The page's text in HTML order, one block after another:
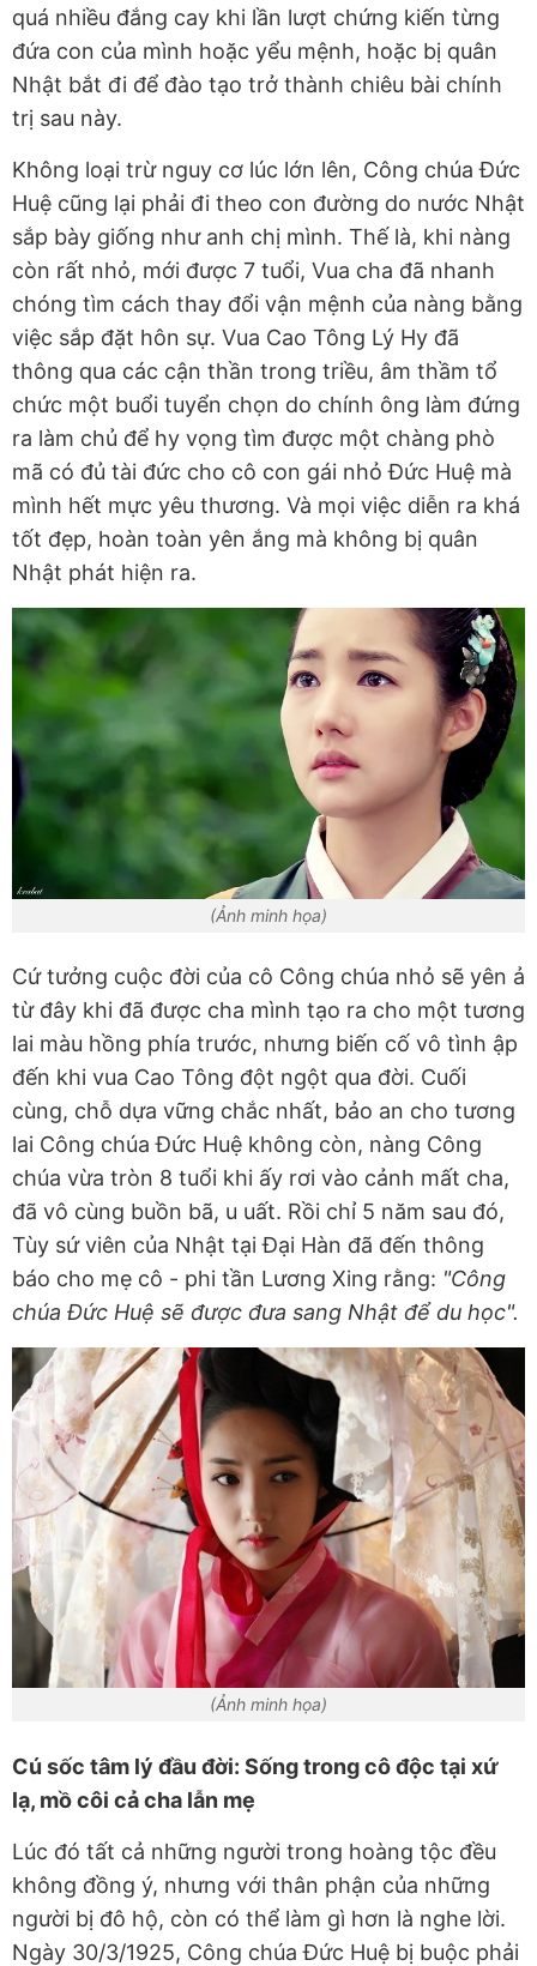
quá nhiều đắng cay khi lần lượt chứng kiến từng
đứa con của mình hoặc yểu mệnh, hoặc bị quân
Nhật bắt đi để đào tạo trở thành chiêu bài chính
trị sau này.
Không loại trừ nguy cơ lúc lớn lên, Công chúa Đức
Huệ cũng lại phải đi theo con đường do nước Nhật
sắp bày giống như anh chị mình. Thế là, khi nàng
còn rất nhỏ, mới được 7 tuổi, Vua cha đã nhanh
chóng tìm cách thay đổi vận mệnh của nàng bằng
việc sắp đặt hôn sự. Vua Cao Tông Lý Hy đã
thông qua các cận thần trong triều, âm thầm tổ
chức một buổi tuyển chọn do chính ông làm đứng
ra làm chủ để hy vọng tìm được một chàng phò
mã có đủ tài đức cho cô con gái nhỏ Đức Huệ mà
mình hết mực yêu thương. Và mọi việc diễn ra khá
tốt đẹp, hoàn toàn yên ắng mà không bị quân
Nhật phát hiện ra.
(Ảnh minh họa)
Cứ tưởng cuộc đời của cô Công chúa nhỏ sẽ yên ả
từ đây khi đã được cha mình tạo ra cho một tương
lai màu hồng phía trước, nhưng biến cố vô tình ập
đến khi vua Cao Tông đột ngột qua đời. Cuối
cùng, chỗ dựa vững chắc nhất, bảo an cho tương
lai Công chúa Đức Huệ không còn, nàng Công
chúa vừa tròn 8 tuổi khi ấy rơi vào cảnh mất cha,
đã vô cùng buồn bã, u uất. Rồi chỉ 5 năm sau đó,
Tùy sứ viên của Nhật tại Đại Hàn đã đến thông
báo cho mẹ cô - phi tần Lương Xing rằng: "Công
chúa Đức Huệ sẽ được đưa sang Nhật để du học".
(Ảnh minh họa)
Cú sốc tâm lý đầu đời: Sống trong cô độc tại xứ
lạ, mồ côi cả cha lẫn mẹ
Lúc đó tất cả những người trong hoàng tộc đều
không đồng ý, nhưng với thân phận của những
người bị đô hộ, còn có thể làm gì hơn là nghe lời.
Ngày 30/3/1925, Công chúa Đức Huệ bị buộc phải